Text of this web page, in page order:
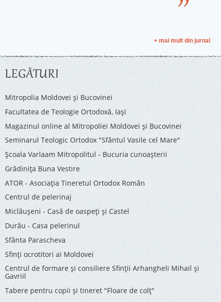
+ mai mult din jurnal
LEGĂTURI
Mitropolia Moldovei și Bucovinei
Facultatea de Teologie Ortodoxă, Iaşi
Magazinul online al Mitropoliei Moldovei și Bucovinei
Seminarul Teologic Ortodox "Sfântul Vasile cel Mare"
Şcoala Varlaam Mitropolitul - Bucuria cunoaşterii
Grădinița Buna Vestire
ATOR - Asociaţia Tineretul Ortodox Român
Centrul de pelerinaj
Miclăușeni - Casă de oaspeţi şi Castel
Durău - Casa pelerinul
Sfânta Parascheva
Sfinți ocrotitori ai Moldovei
Centrul de formare și consiliere Sfinții Arhangheli Mihail și
Gavriil
Tabere pentru copii şi tineret "Floare de colţ"